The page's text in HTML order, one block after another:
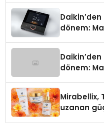
dönem:
dönem:
Mirabellix,
uzanan